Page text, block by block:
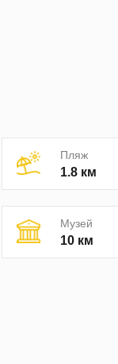
Пляж
1.8 км
Музей
10 км